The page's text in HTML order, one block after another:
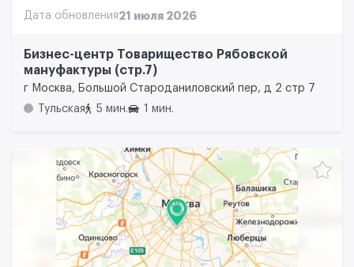
Дата обновления21 июля 2026
Бизнес-центр Товарищество Рябовской
мануфактуры (стр.7)
г Москва, Большой Староданиловский пер, д 2 стр 7
Тульская
5 мин. 1 мин.